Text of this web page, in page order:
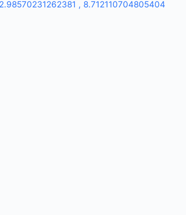
, 8.712110704805404